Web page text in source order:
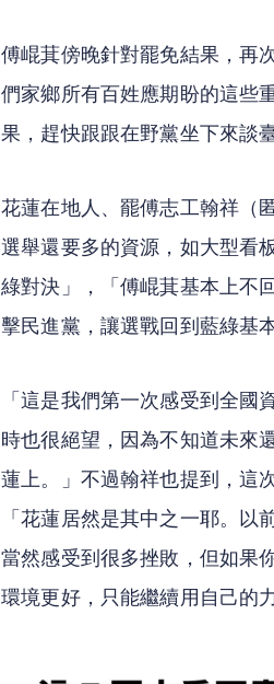
傅崐萁傍晚針對罷免結果，再
們家鄉所有百姓應期盼的這些
果，趕快跟跟在野黨坐下來談
花蓮在地人、罷傅志工翰祥（
選舉還要多的資源，如大型看
綠對決」，「傅崐萁基本上不
擊民進黨，讓選戰回到藍綠基
「這是我們第一次感受到全
時也很絕望，因為不知道未來
蓮上。」不過翰祥也提到，這
「花蓮居然是其中之一耶。
當然感受到很多挫敗，但如果
環境更好，只能繼續用自己的